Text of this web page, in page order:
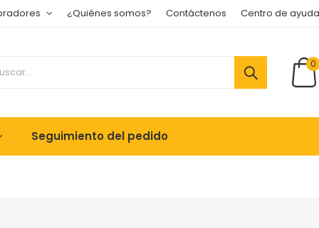
¿Quiénes somos? Contáctenos Centro de ayuda
0
Seguimiento del pedido